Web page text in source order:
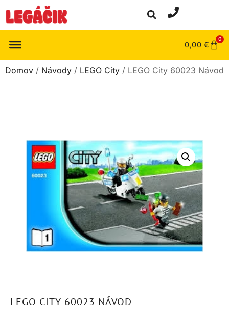
0,00 €
0
Domov / Návody / LEGO City / LEGO City 60023 Návod
LEGO CITY 60023 NÁVOD